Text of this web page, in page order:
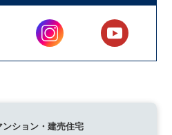
ンション・建売住宅